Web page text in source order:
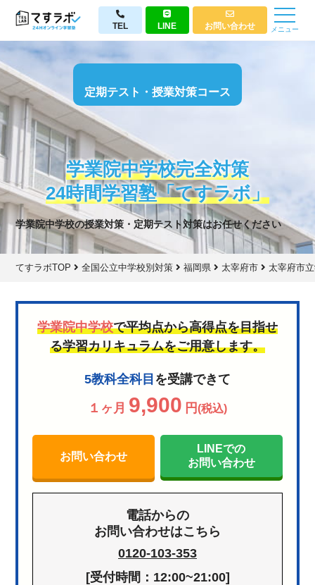
TEL LINE お問い合わせ メニュー
定期テスト・授業対策コース
学業院中学校完全対策
24時間学習塾「てすラボ」
学業院中学校の授業対策・定期テスト対策はお任せください
てすラボTOP 全国公立中学校別対策 福岡県 太宰府市 太宰府市
学業院中学校で平均点から高得点を目指せ
る学習カリキュラムをご用意します。
5教科全科目 を受講できて
１ヶ月 9,900 円(税込)
お問い合わせ
LINEでの
お問い合わせ
電話からの
お問い合わせはこちら
0120-103-353
[受付時間：12:00~21:00]